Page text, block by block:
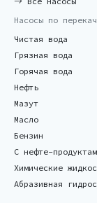
Насосы по
Чистая вода
Грязная вода
Горячая вода
Нефть
Мазут
Масло
Бензин
С нефте-
Химические
Абразивная